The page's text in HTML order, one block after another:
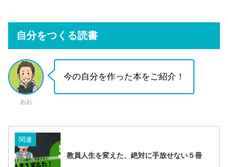
自分をつくる読書
あお
今の自分を作った本をご紹介！
関連
教員人生を変えた、絶対に手放せない５冊